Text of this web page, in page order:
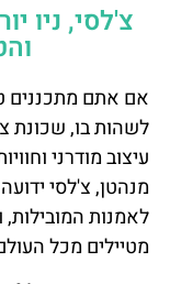
-
צ'לסי, ניו
אם אתם מתכננים
לשהות בו, שכונת
עיצוב מודרני
מנהטן, צ'לסי
לאמנות
מטיילים מכל